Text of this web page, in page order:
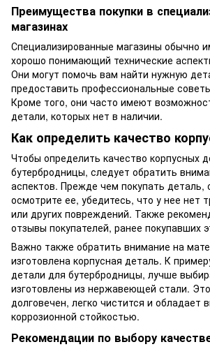
Преимущества покупки в
магазинах
Специализированные магазины обычно
хорошо понимающий технические
Они могут помочь вам найти нужную
предоставить профессиональные
Кроме того, они часто имеют
детали, которых нет в наличии.
Как определить качество
Чтобы определить качество корпусных
бутербродницы, следует обратить
аспектов. Прежде чем покупать деталь,
осмотрите ее, убедитесь, что у нее нет
или других повреждений. Также
отзывы покупателей, ранее покупавших
Важно также обратить внимание на
изготовлена ​​корпусная деталь. К
детали для бутербродницы, лучше
изготовлены из нержавеющей стали.
долговечен, легко чистится и обладает
коррозионной стойкостью.
Рекомендации по выбору